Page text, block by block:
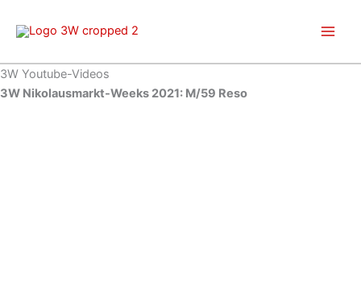
Inhalt
3W Youtube-Videos
3W Nikolausmarkt-Weeks 2021: M/59 Reso